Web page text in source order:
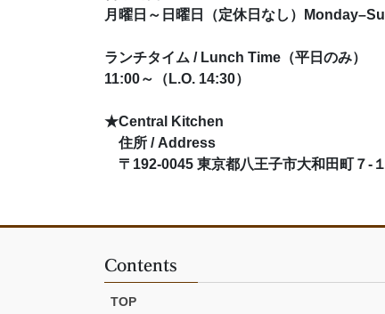
月曜日～日曜日（定休日なし）
ランチタイム / Lunch Time（平日のみ）
11:00～（L.O. 14:30）
★Central Kitchen
住所 / Address
〒192-0045 東京都八王子市大和田町７-
Contents
TOP